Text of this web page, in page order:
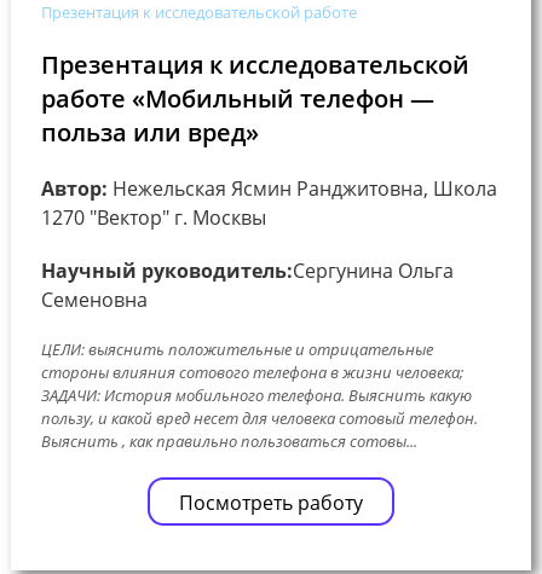
Презентация к исследовательской работе
Презентация к исследовательской
работе «Мобильный телефон —
польза или вред»
Автор: Нежельская Ясмин Ранджитовна, Школа
1270 "Вектор" г. Москвы
Научный руководитель:Сергунина Ольга
Семеновна
ЦЕЛИ: выяснить положительные и отрицательные
стороны влияния сотового телефона в жизни человека;
ЗАДАЧИ: История мобильного телефона. Выяснить какую
пользу, и какой вред несет для человека сотовый телефон.
Выяснить , как правильно пользоваться сотовы...
Посмотреть работу